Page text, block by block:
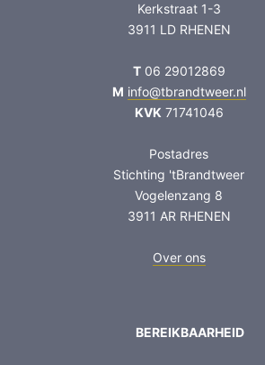
Kerkstraat 1-3
3911 LD RHENEN
T06 29012869
M info@tbrandtweer.nl
KVK 71741046
Postadres
Stichting 'tBrandtweer
Vogelenzang 8
3911 AR RHENEN
Over ons
BEREIKBAARHEID